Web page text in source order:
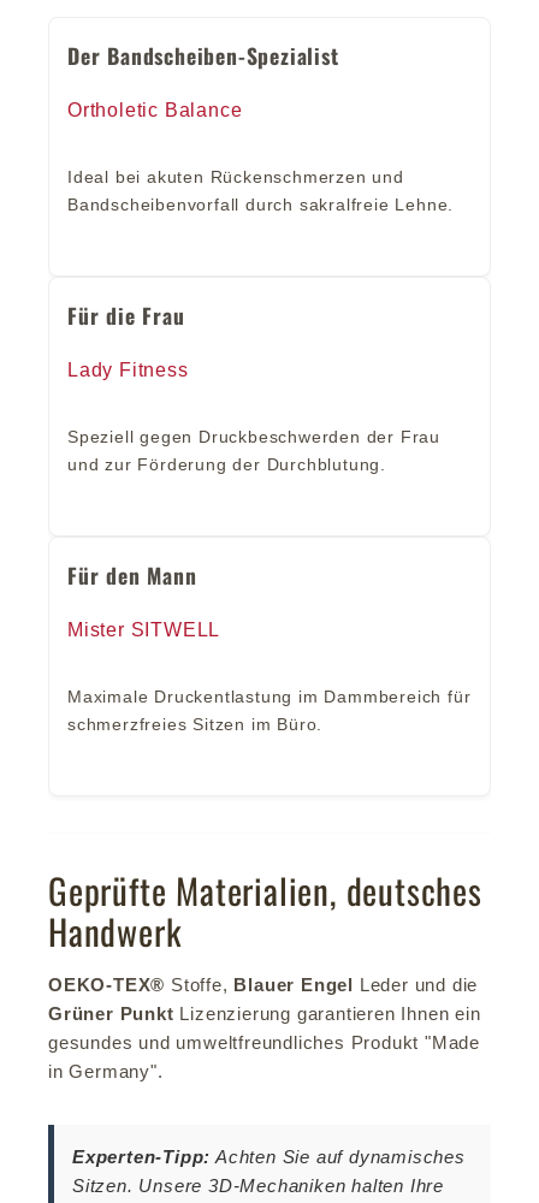
Der Bandscheiben-Spezialist
Ortholetic Balance
Ideal bei akuten Rückenschmerzen und
Bandscheibenvorfall durch sakralfreie Lehne.
Für die Frau
Lady Fitness
Speziell gegen Druckbeschwerden der Frau
und zur Förderung der Durchblutung.
Für den Mann
Mister SITWELL
Maximale Druckentlastung im Dammbereich für
schmerzfreies Sitzen im Büro.
Geprüfte Materialien, deutsches
Handwerk
OEKO-TEX® Stoffe, Blauer Engel Leder und die
Grüner Punkt Lizenzierung garantieren Ihnen ein
gesundes und umweltfreundliches Produkt "Made
in Germany".
Experten-Tipp: Achten Sie auf dynamisches
Sitzen. Unsere 3D-Mechaniken halten Ihre